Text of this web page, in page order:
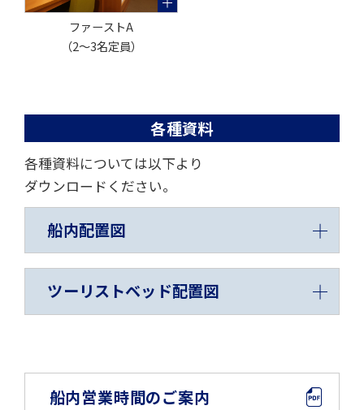
ファーストA
（2～3名定員）
各種資料
各種資料については以下より
ダウンロードください。
船内配置図
ツーリストベッド配置図
船内営業時間のご案内